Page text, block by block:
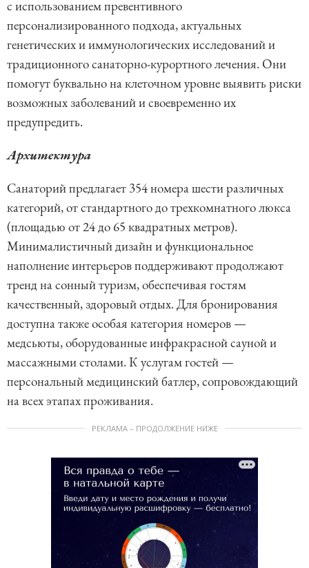
с использованием превентивного
персонализированного подхода, актуальных
генетических и иммунологических исследований и
традиционного санаторно-курортного лечения. Они
помогут буквально на клеточном уровне выявить риски
возможных заболеваний и своевременно их
предупредить.
Архитектура
Санаторий предлагает 354 номера шести различных
категорий, от стандартного до трехкомнатного люкса
(площадью от 24 до 65 квадратных метров).
Минималистичный дизайн и функциональное
наполнение интерьеров поддерживают продолжают
тренд на сонный туризм, обеспечивая гостям
качественный, здоровый отдых. Для бронирования
доступна также особая категория номеров —
медсьюты, оборудованные инфракрасной сауной и
массажными столами. К услугам гостей —
персональный медицинский батлер, сопровождающий
на всех этапах проживания.
РЕКЛАМА – ПРОДОЛЖЕНИЕ НИЖЕ